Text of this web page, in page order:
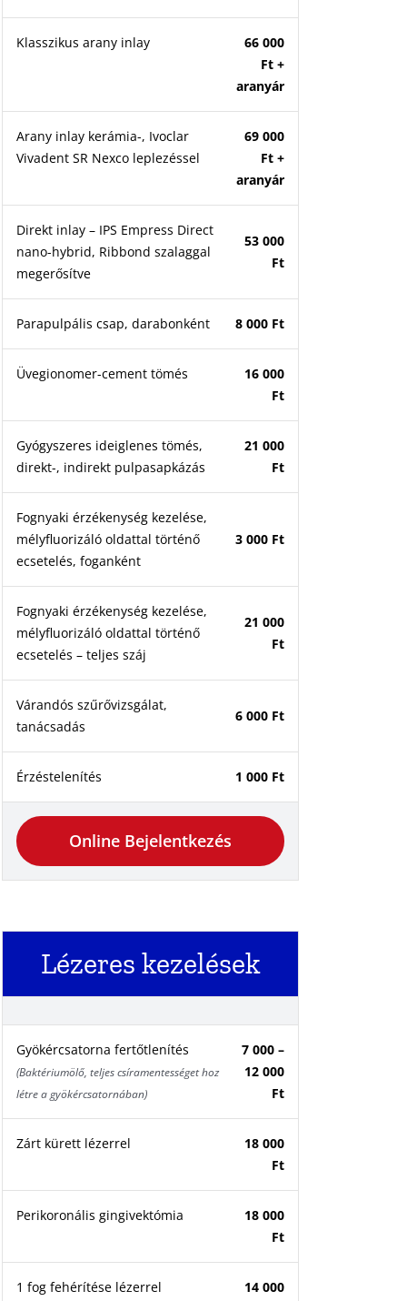
Klasszikus arany inlay
66 000
Ft +
aranyár
Arany inlay kerámia-, Ivoclar
Vivadent SR Nexco leplezéssel
69 000
Ft +
aranyár
Direkt inlay – IPS Empress Direct
nano-hybrid, Ribbond szalaggal
megerősítve
53 000
Ft
Parapulpális csap, darabonként 8 000 Ft
Üvegionomer-cement tömés
16 000
Ft
Gyógyszeres ideiglenes tömés,
direkt-, indirekt pulpasapkázás
21 000
Ft
Fognyaki érzékenység kezelése,
mélyfluorizáló oldattal történő
ecsetelés, foganként
3 000 Ft
Fognyaki érzékenység kezelése,
mélyfluorizáló oldattal történő
ecsetelés – teljes száj
21 000
Ft
Várandós szűrővizsgálat,
tanácsadás
6 000 Ft
Érzéstelenítés 1 000 Ft
Online Bejelentkezés
Lézeres kezelések
Gyökércsatorna fertőtlenítés
(Baktériumölő, teljes csíramentességet hoz
létre a gyökércsatornában)
7 000 –
12 000
Ft
Zárt kürett lézerrel
18 000
Ft
Perikoronális gingivektómia
18 000
Ft
1 fog fehérítése lézerrel
14 000